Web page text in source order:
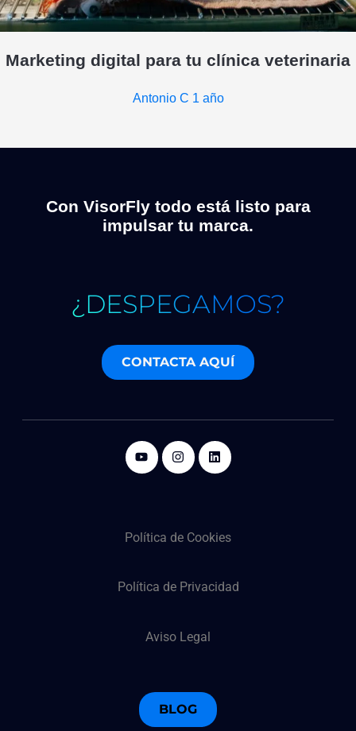
Marketing digital para tu clínica veterinaria
Antonio C 1 año
Con VisorFly todo está listo para
impulsar tu marca.
¿DESPEGAMOS?
CONTACTA AQUÍ
Política de Cookies
Política de Privacidad
Aviso Legal
BLOG